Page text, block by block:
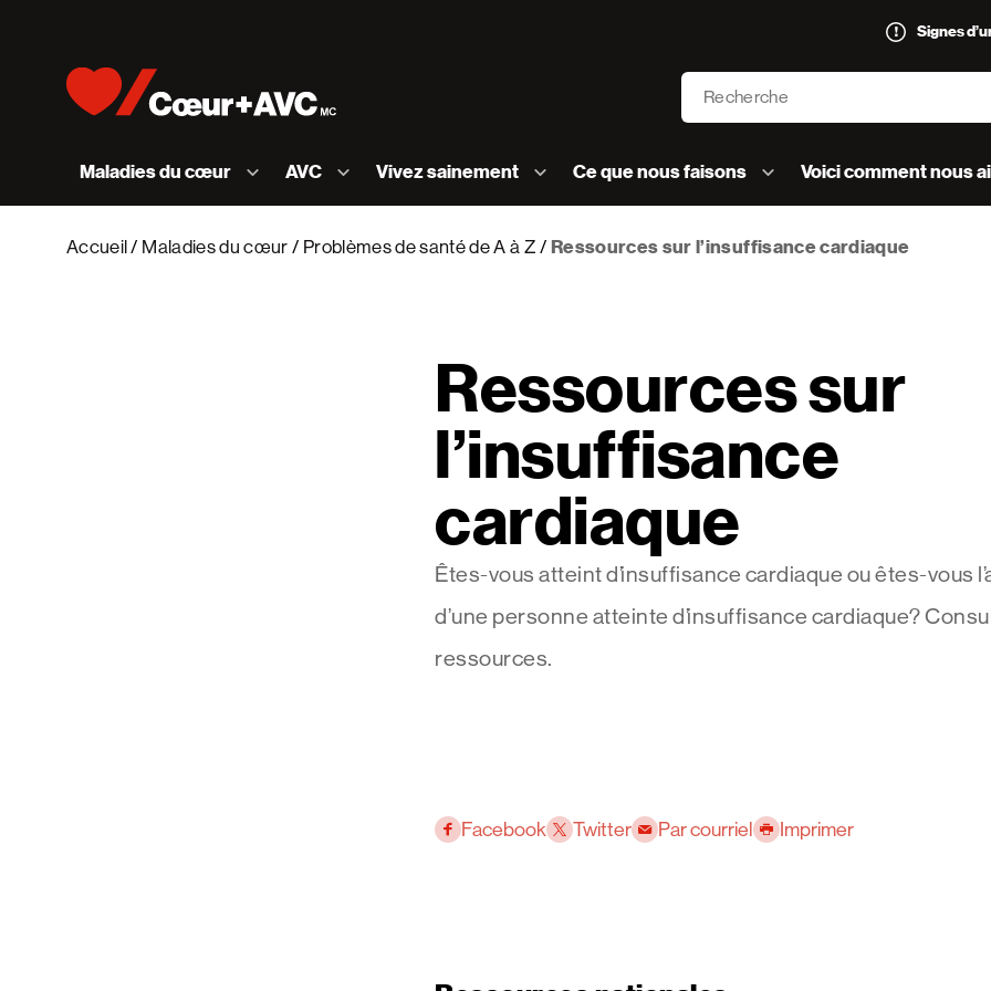
Signes
Recherche
Maladies du cœur AVC Vivez sainement Ce que nous faisons Voici comment nous
Accueil Maladies du cœur Problèmes de santé de A à Z Ressources sur l’insuffisance cardiaque
Ressources sur
l’insuffisance
cardiaque
Êtes-vous atteint d’insuffisance cardiaque ou êtes-vous
d’une personne atteinte d’insuffisance cardiaque?
ressources.
Facebook Twitter Par courriel Imprimer